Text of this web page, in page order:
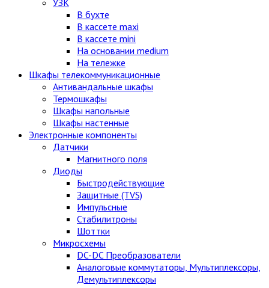
УЗК
В бухте
В кассете maxi
В кассете mini
На основании medium
На тележке
Шкафы телекоммуникационные
Антивандальные шкафы
Термошкафы
Шкафы напольные
Шкафы настенные
Электронные компоненты
Датчики
Магнитного поля
Диоды
Быстродействующие
Защитные (TVS)
Импульсные
Стабилитроны
Шоттки
Микросхемы
DC-DC Преобразователи
Аналоговые коммутаторы, Мультиплексоры,
Демультиплексоры